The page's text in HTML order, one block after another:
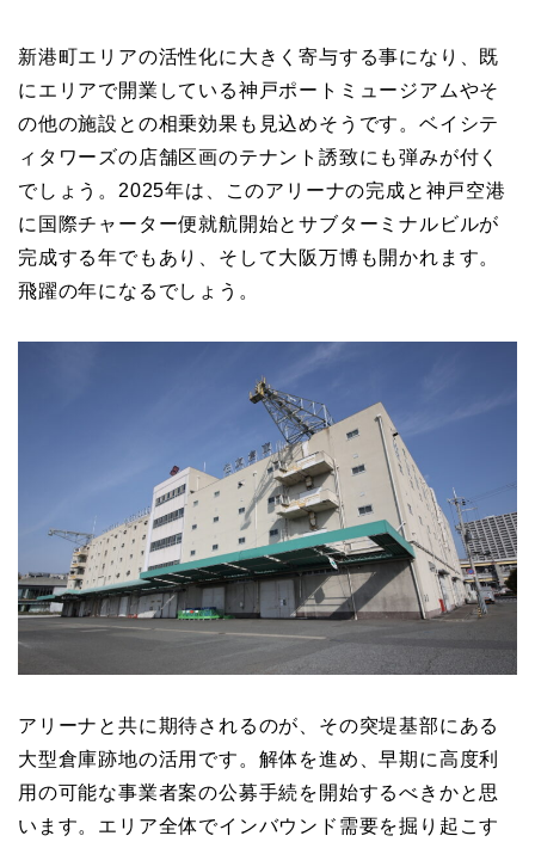
新港町エリアの活性化に大きく寄与する事になり、既
にエリアで開業している神戸ポートミュージアムやそ
の他の施設との相乗効果も見込めそうです。ベイシテ
ィタワーズの店舗区画のテナント誘致にも弾みが付く
でしょう。2025年は、このアリーナの完成と神戸空港
に国際チャーター便就航開始とサブターミナルビルが
完成する年でもあり、そして大阪万博も開かれます。
飛躍の年になるでしょう。
アリーナと共に期待されるのが、その突堤基部にある
大型倉庫跡地の活用です。解体を進め、早期に高度利
用の可能な事業者案の公募手続を開始するべきかと思
います。エリア全体でインバウンド需要を掘り起こす